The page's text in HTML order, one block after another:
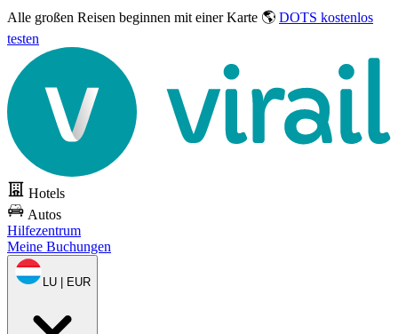
Alle großen Reisen beginnen mit einer Karte 🌎 DOTS kostenlos
testen
Hotels
Autos
Hilfezentrum
Meine Buchungen
LU | EUR